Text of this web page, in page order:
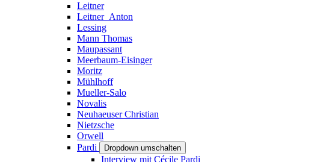
Leitner
Leitner_Anton
Lessing
Mann Thomas
Maupassant
Meerbaum-Eisinger
Moritz
Mühlhoff
Mueller-Salo
Novalis
Neuhaeuser Christian
Nietzsche
Orwell
Pardi
Dropdown umschalten
Interview mit Cécile Pardi